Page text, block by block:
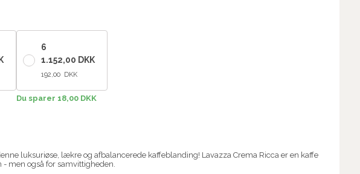
6
1.152,00 DKK
192,00 DKK
Du sparer 18,00 DKK
luksuriøse, lækre og afbalancerede kaffeblanding! Lavazza Crema Ricca er en kaffe
- men også for samvittigheden.